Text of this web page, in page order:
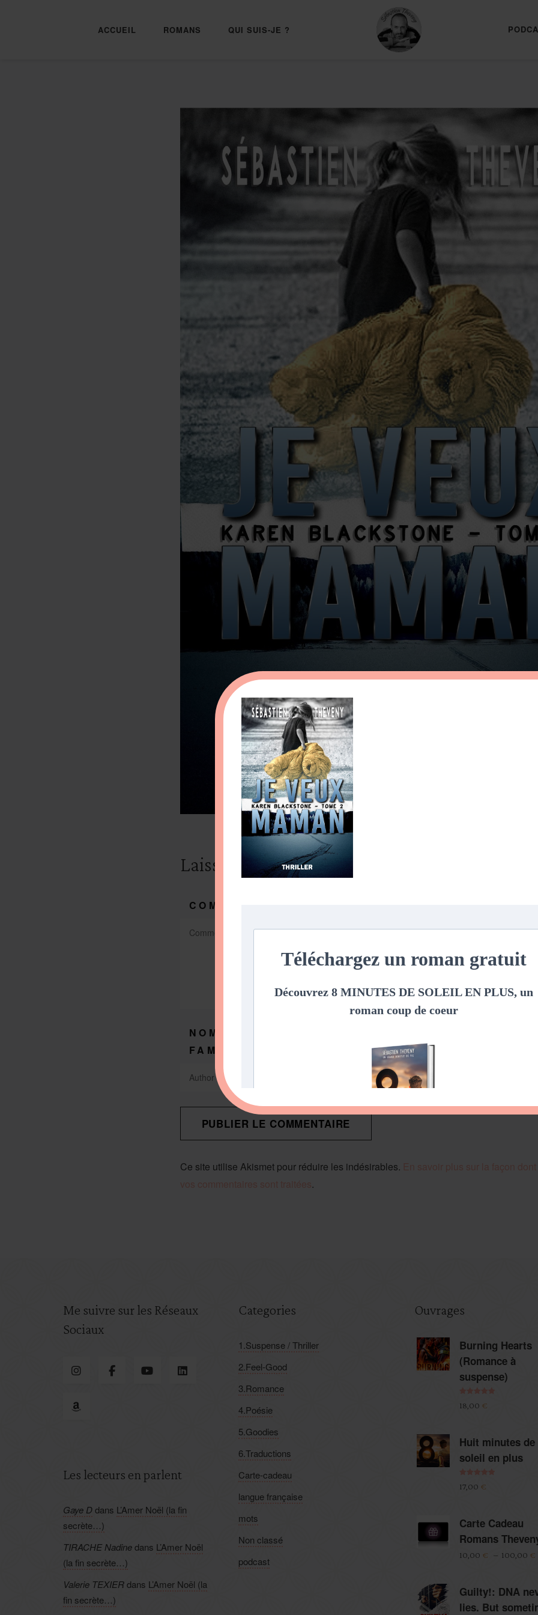
ACCUEIL ROMANS QUI SUIS-JE ?
Laissez un commentaire
COMMENTAIRE
NOM DE
FAMILLE
Ce site utilise Akismet pour réduire les indésirables.
.
Me suivre sur les Réseaux
Sociaux
Les lecteurs en parlent
Gaye Ddans L’Amer Noël (la fin
secrète…)
TIRACHE Nadinedans L’Amer Noël
(la fin secrète…)
Valerie TEXIERdans L’Amer Noël (la
fin secrète…)
Categories
1.Suspense / Thriller
2.Feel-Good
3.Romance
4.Poésie
5.Goodies
6.Traductions
Carte-cadeau
langue française
mots
Non classé
podcast
Ouvrages
Burning Hearts
(Romance à
suspense)
sur 5
18,00 €
Huit minutes de
soleil en plus
sur 5
17,00 €
Carte Cadeau
Romans
10,00 € – 100,00 €
Guilty!: DNA
lies. But